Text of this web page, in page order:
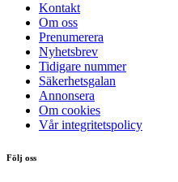
Kontakt
Om oss
Prenumerera
Nyhetsbrev
Tidigare nummer
Säkerhetsgalan
Annonsera
Om cookies
Vår integritetspolicy
Följ oss